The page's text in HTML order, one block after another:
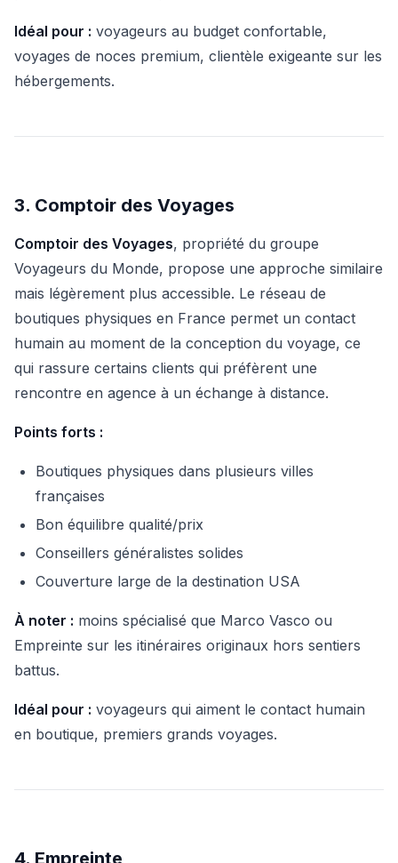
Idéal pour : voyageurs au budget confortable,
voyages de noces premium, clientèle exigeante sur les
hébergements.
3. Comptoir des Voyages
Comptoir des Voyages, propriété du groupe
Voyageurs du Monde, propose une approche similaire
mais légèrement plus accessible. Le réseau de
boutiques physiques en France permet un contact
humain au moment de la conception du voyage, ce
qui rassure certains clients qui préfèrent une
rencontre en agence à un échange à distance.
Points forts :
Boutiques physiques dans plusieurs villes
françaises
Bon équilibre qualité/prix
Conseillers généralistes solides
Couverture large de la destination USA
À noter : moins spécialisé que Marco Vasco ou
Empreinte sur les itinéraires originaux hors sentiers
battus.
Idéal pour : voyageurs qui aiment le contact humain
en boutique, premiers grands voyages.
4. Empreinte